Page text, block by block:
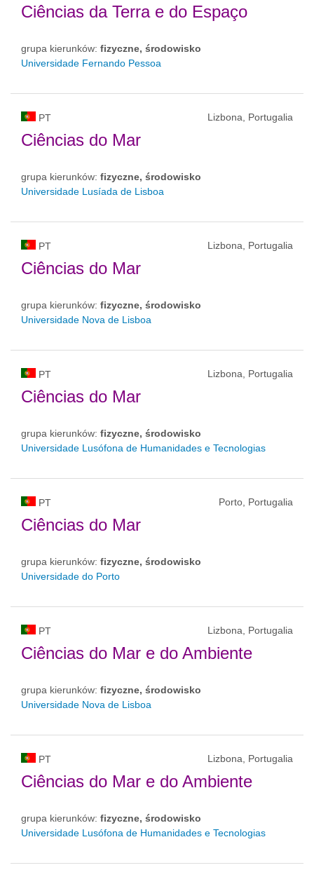
Ciências da Terra e do Espaço
grupa kierunków: fizyczne, środowisko
Universidade Fernando Pessoa
PT Lizbona, Portugalia
Ciências do Mar
grupa kierunków: fizyczne, środowisko
Universidade Lusíada de Lisboa
PT Lizbona, Portugalia
Ciências do Mar
grupa kierunków: fizyczne, środowisko
Universidade Nova de Lisboa
PT Lizbona, Portugalia
Ciências do Mar
grupa kierunków: fizyczne, środowisko
Universidade Lusófona de Humanidades e Tecnologias
PT Porto, Portugalia
Ciências do Mar
grupa kierunków: fizyczne, środowisko
Universidade do Porto
PT Lizbona, Portugalia
Ciências do Mar e do Ambiente
grupa kierunków: fizyczne, środowisko
Universidade Nova de Lisboa
PT Lizbona, Portugalia
Ciências do Mar e do Ambiente
grupa kierunków: fizyczne, środowisko
Universidade Lusófona de Humanidades e Tecnologias